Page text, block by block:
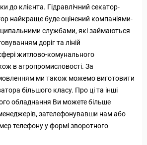
до клієнта. Гідравлічний секатор-
найкраще буде оцінений компаніями-
службами, які займаються
доріг та ліній
житлово-комунального
в агропромисловості. За
ми також можемо виготовити
більшого класу. Про ці та інші
обладнання Ви можете більше
зателефонувавши нам або
телефону у формі зворотного